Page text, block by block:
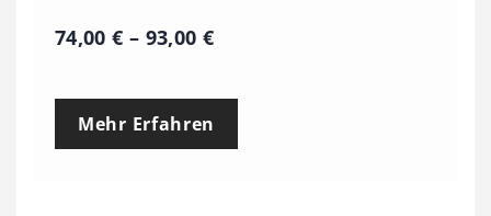
74,00€ – 93,00 €P
e
Mehr Erfahren